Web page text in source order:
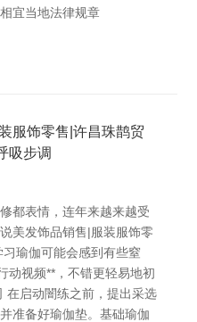
宜当地法律规章
服饰零售|许昌珠鹊贸
吸步调
都表情，连年来越来越受
美发饰品销售|服装服饰零
瑜伽可能会感到有些窒
动视频**，不错更轻易地初
在启动闇练之前，提出采选
准备好瑜伽垫。基础瑜伽